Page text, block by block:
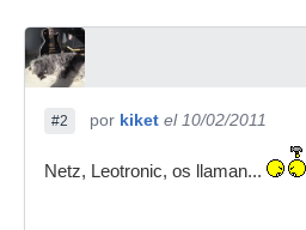
#2 por kiket el 10/02/2011
Netz, Leotronic, os llaman...